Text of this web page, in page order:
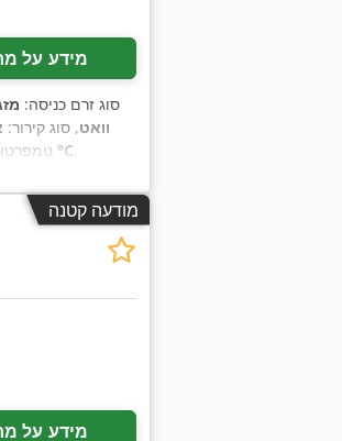
מידע על
, סוג זרם כניסה:
וואט, סוג קירור:
, 35 °C,
מודעה קטנה
מידע על